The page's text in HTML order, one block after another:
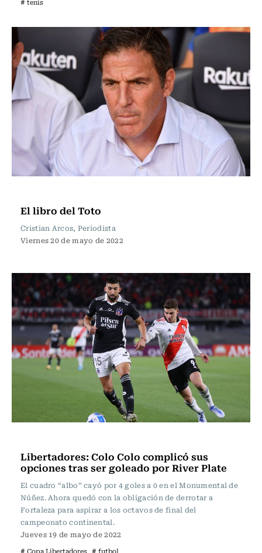
# tenis
El libro del Toto
Cristian Arcos, Periodista
Viernes 20 de mayo de 2022
Libertadores: Colo Colo complicó sus
opciones tras ser goleado por River Plate
El cuadro “albo” cayó por 4 goles a 0 en el Monumental de
Núñez. Ahora quedó con la obligación de derrotar a
Fortaleza para aspirar a los octavos de final del
campeonato continental.
Jueves 19 de mayo de 2022
# Copa Libertadores # futbol